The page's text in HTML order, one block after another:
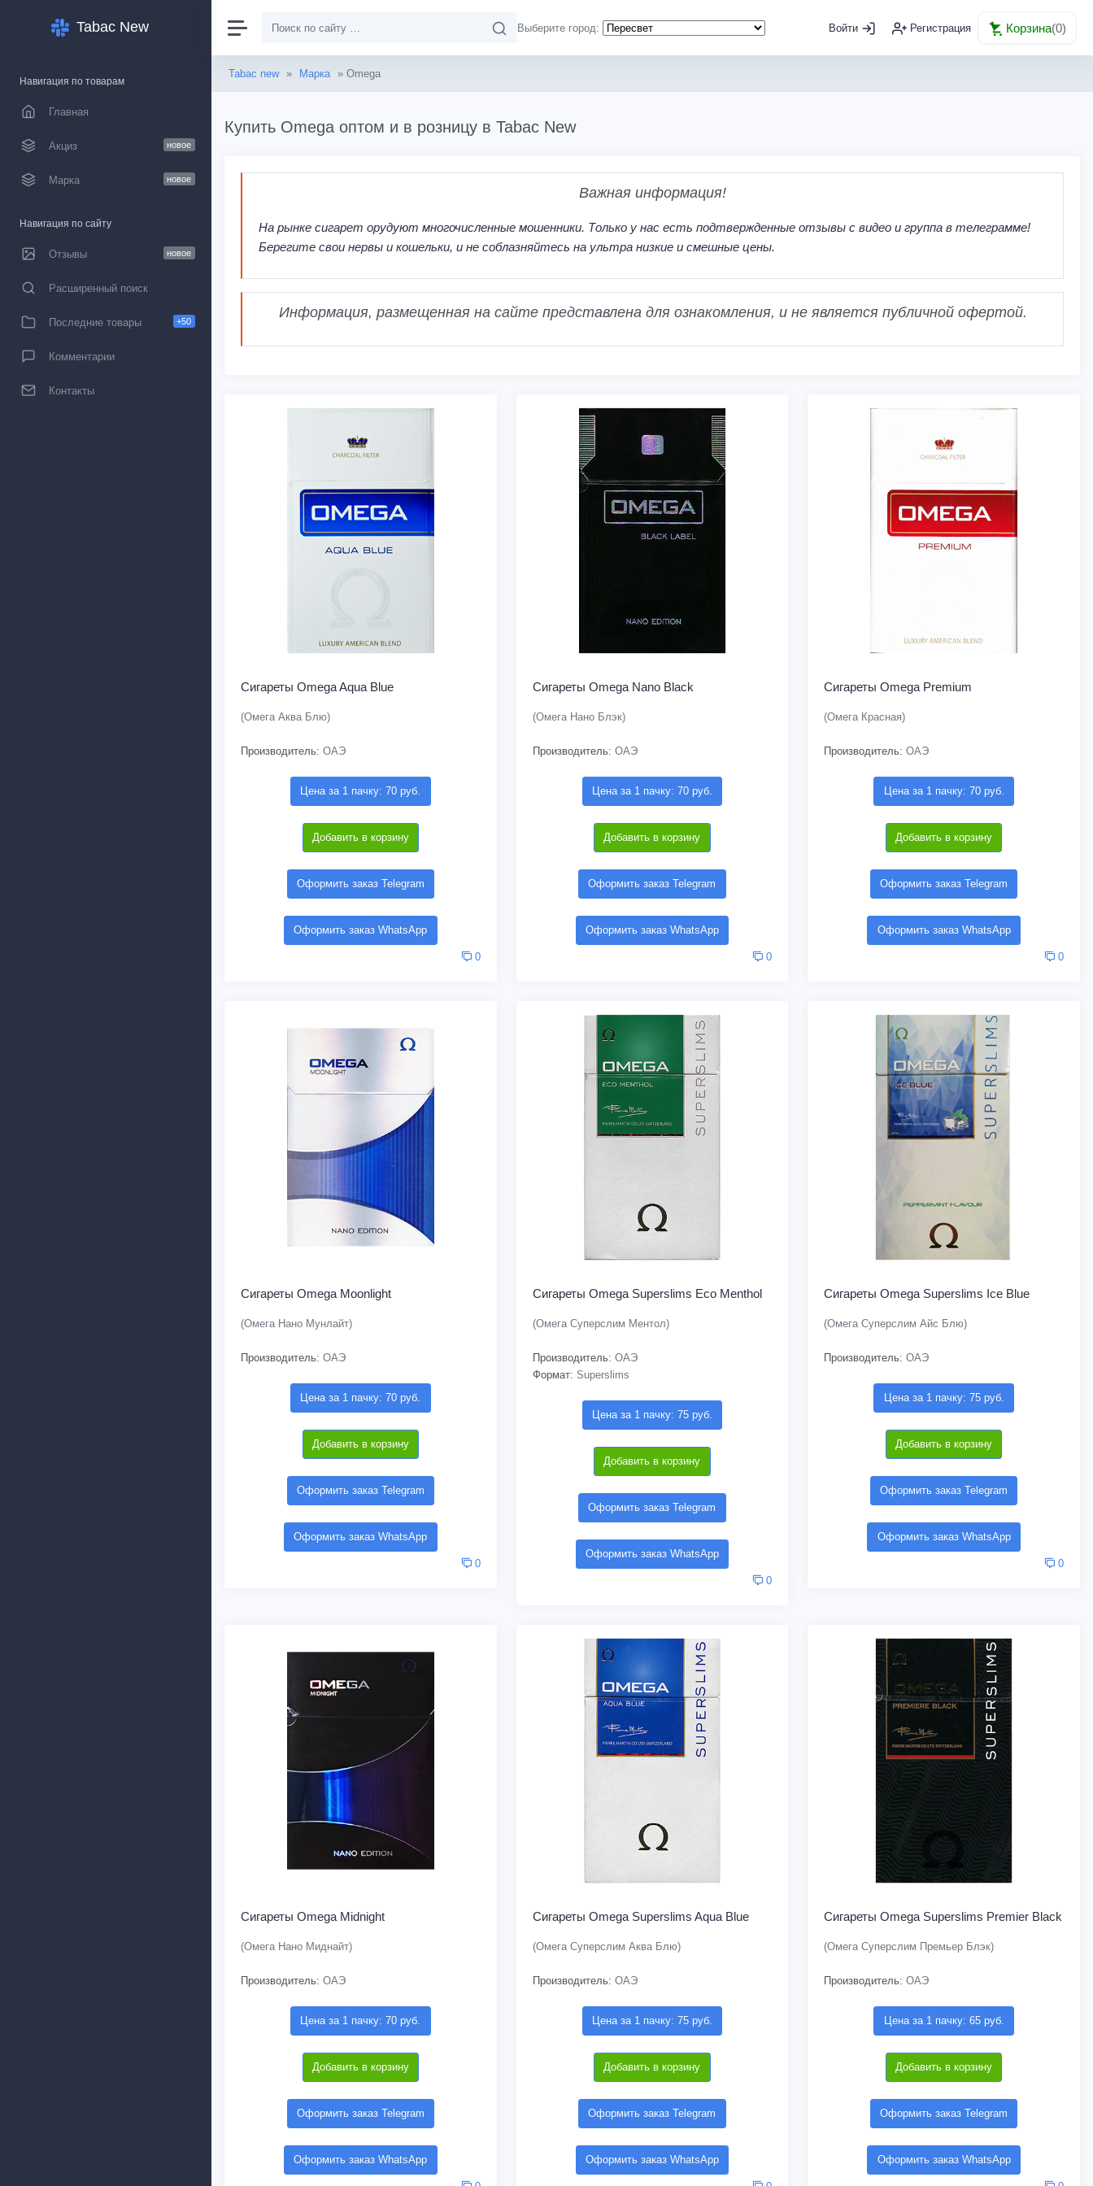
Tabac New
Навигация по товарам
Главная
Акциз новое
Марка новое
Навигация по сайту
Отзывы новое
Расширенный поиск
Последние товары +50
Комментарии
Контакты
Выберите город: Войти Регистрация Корзина(0)
Tabac new » Марка » Omega
Купить Omega оптом и в розницу в Tabac New
Важная информация!
На рынке сигарет орудуют многочисленные мошенники. Только у нас есть подтвержденные отзывы с видео и группа в телеграмме!
Берегите свои нервы и кошельки, и не соблазняйтесь на ультра низкие и смешные цены.
Информация, размещенная на сайте представлена для ознакомления, и не является публичной офертой.
Сигареты Omega Aqua Blue
(Омега Аква Блю)
Производитель: ОАЭ
Цена за 1 пачку: 70 руб.
Добавить в корзину
Оформить заказ Telegram
Оформить заказ WhatsApp
0
Сигареты Omega Nano Black
(Омега Нано Блэк)
Производитель: ОАЭ
Цена за 1 пачку: 70 руб.
Добавить в корзину
Оформить заказ Telegram
Оформить заказ WhatsApp
0
Сигареты Omega Premium
(Омега Красная)
Производитель: ОАЭ
Цена за 1 пачку: 70 руб.
Добавить в корзину
Оформить заказ Telegram
Оформить заказ WhatsApp
0
Сигареты Omega Moonlight
(Омега Нано Мунлайт)
Производитель: ОАЭ
Цена за 1 пачку: 70 руб.
Добавить в корзину
Оформить заказ Telegram
Оформить заказ WhatsApp
0
Сигареты Omega Superslims Eco Menthol
(Омега Суперслим Ментол)
Производитель: ОАЭ
Формат: Superslims
Цена за 1 пачку: 75 руб.
Добавить в корзину
Оформить заказ Telegram
Оформить заказ WhatsApp
0
Сигареты Omega Superslims Ice Blue
(Омега Суперслим Айс Блю)
Производитель: ОАЭ
Цена за 1 пачку: 75 руб.
Добавить в корзину
Оформить заказ Telegram
Оформить заказ WhatsApp
0
Сигареты Omega Midnight
(Омега Нано Миднайт)
Производитель: ОАЭ
Цена за 1 пачку: 70 руб.
Добавить в корзину
Оформить заказ Telegram
Оформить заказ WhatsApp
Сигареты Omega Superslims Aqua Blue
(Омега Суперслим Аква Блю)
Производитель: ОАЭ
Цена за 1 пачку: 75 руб.
Добавить в корзину
Оформить заказ Telegram
Оформить заказ WhatsApp
Сигареты Omega Superslims Premier Black
(Омега Суперслим Премьер Блэк)
Производитель: ОАЭ
Цена за 1 пачку: 65 руб.
Добавить в корзину
Оформить заказ Telegram
Оформить заказ WhatsApp